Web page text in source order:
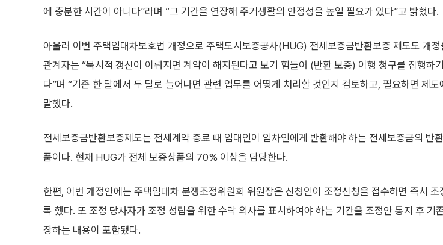
에 충분한 시간이 아니다”라며 “그 기간을 연장해 주거생활의 안정성을 높일 필요가 있다”고 밝혔다.
아울러 이번 주택임대차보호법 개정으로 주택도시보증공사(HUG) 전세보증금반환보증 제도도 개
관계자는 “묵시적 갱신이 이뤄지면 계약이 해지된다고 보기 힘들어 (반환 보증) 이행 청구를 집행하
다”며 “기존 한 달에서 두 달로 늘어나면 관련 업무를 어떻게 처리할 것인지 검토하고, 필요하면 제도
말했다.
전세보증금반환보증제도는 전세계약 종료 때 임대인이 임차인에게 반환해야 하는 전세보증금의 반
품이다. 현재 HUG가 전체 보증상품의 70% 이상을 담당한다.
한편, 이번 개정안에는 주택임대차 분쟁조정위원회 위원장은 신청인이 조정신청을 접수하면 즉시 조
록 했다. 또 조정 당사자가 조정 성립을 위한 수락 의사를 표시하여야 하는 기간을 조정안 통지 후 기
장하는 내용이 포함됐다.